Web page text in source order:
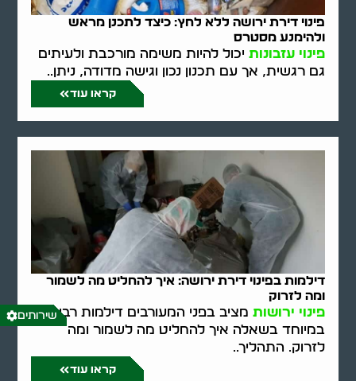
פינוי דירת ירושה ללא לחץ: כיצד לתכנן מראש
ולהימנע מסטרס
פינוי עזבונות יכול להיות משימה מורכבת ולעיתים
גם רגשית, אך עם תכנון נכון וגישה מדודה, ניתן..
קראו עוד
דילמות בפינוי דירת ירושה: איך להחליט מה לשמור
ומה לזרוק
פינוי ירושות מציב בפני המעורבים דילמות רבות,
במיוחד בשאלה איך להחליט מה לשמור ומה
לזרוק. התהליך..
קראו עוד
שירותים